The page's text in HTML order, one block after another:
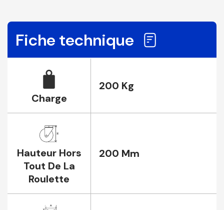
Fiche technique
Charge
200 Kg
Hauteur Hors
Tout De La
Roulette
200 Mm